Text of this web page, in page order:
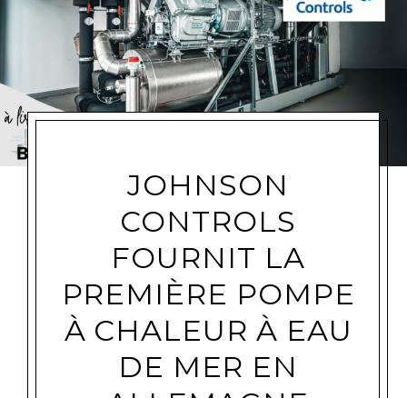
JOHNSON
CONTROLS
FOURNIT LA
PREMIÈRE POMPE
À CHALEUR À EAU
DE MER EN